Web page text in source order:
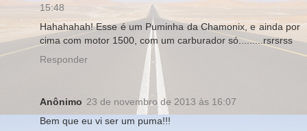
15:48
Hahahahah! Esse é um Puminha da Chamonix, e ainda por
cima com motor 1500, com um carburador só.........rsrsrss
Responder
Anônimo 23 de novembro de 2013 às 16:07
Bem que eu vi ser um puma!!!